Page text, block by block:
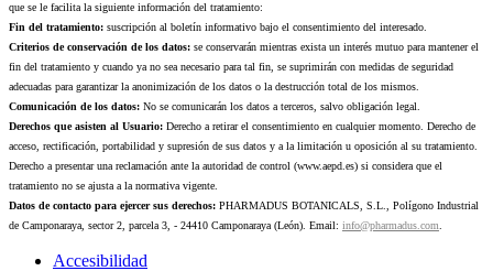
que se le facilita la siguiente información del tratamiento:
Fin del tratamiento: suscripción al boletín informativo bajo el consentimiento del interesado.
Criterios de conservación de los datos: se conservarán mientras exista un interés mutuo para mantener el
fin del tratamiento y cuando ya no sea necesario para tal fin, se suprimirán con medidas de seguridad
adecuadas para garantizar la anonimización de los datos o la destrucción total de los mismos.
Comunicación de los datos: No se comunicarán los datos a terceros, salvo obligación legal.
Derechos que asisten al Usuario: Derecho a retirar el consentimiento en cualquier momento. Derecho de
acceso, rectificación, portabilidad y supresión de sus datos y a la limitación u oposición al su tratamiento.
Derecho a presentar una reclamación ante la autoridad de control (www.aepd.es) si considera que el
tratamiento no se ajusta a la normativa vigente.
Datos de contacto para ejercer sus derechos: PHARMADUS BOTANICALS, S.L., Polígono Industrial
de Camponaraya, sector 2, parcela 3, - 24410 Camponaraya (León). Email: info@pharmadus.com.
Accesibilidad